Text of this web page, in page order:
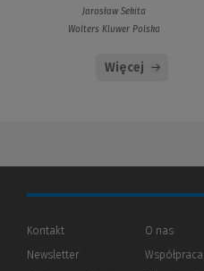
Jarosław Sekita
Wolters Kluwer Polska
Więcej
Kontakt
Newsletter
O nas
Współpraca